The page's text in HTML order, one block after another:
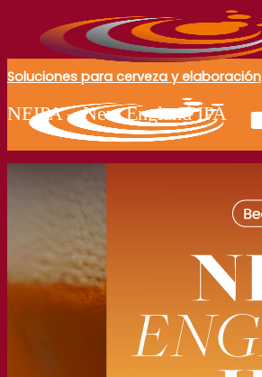
Nuestra empresa
Sobre nosotros
Expertos en
El Campus de Fermentis
Un equipo apasionado
Apoyando la creatividad
Grupo Lesaffre
Investigación y desarrollo
Caracterización del
Soluciones para cerveza y elaboración
NEIPA – New England IPA